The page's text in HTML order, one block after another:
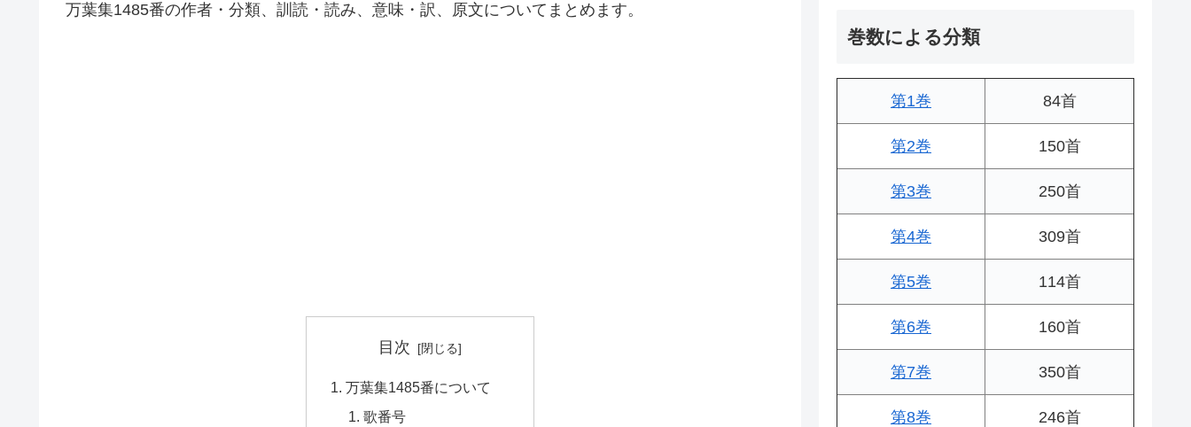
万葉集1485番の作者・分類、訓読・読み、意味・訳、原文についてまとめます。
目次
万葉集1485番について
歌番号
巻数による分類
第1巻 84首
第2巻 150首
第3巻 250首
第4巻 309首
第5巻 114首
第6巻 160首
第7巻 350首
第8巻 246首